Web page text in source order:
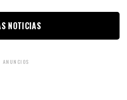
NOTICIAS
ANUNCIOS